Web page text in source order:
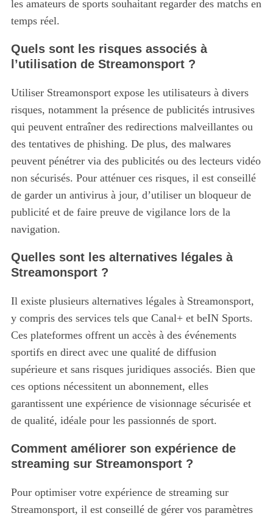
les amateurs de sports souhaitant regarder des matchs en
temps réel.
Quels sont les risques associés à
l’utilisation de Streamonsport ?
Utiliser Streamonsport expose les utilisateurs à divers
risques, notamment la présence de publicités intrusives
qui peuvent entraîner des redirections malveillantes ou
des tentatives de phishing. De plus, des malwares
peuvent pénétrer via des publicités ou des lecteurs vidéo
non sécurisés. Pour atténuer ces risques, il est conseillé
de garder un antivirus à jour, d’utiliser un bloqueur de
publicité et de faire preuve de vigilance lors de la
navigation.
Quelles sont les alternatives légales à
Streamonsport ?
Il existe plusieurs alternatives légales à Streamonsport,
y compris des services tels que Canal+ et beIN Sports.
Ces plateformes offrent un accès à des événements
sportifs en direct avec une qualité de diffusion
supérieure et sans risques juridiques associés. Bien que
ces options nécessitent un abonnement, elles
garantissent une expérience de visionnage sécurisée et
de qualité, idéale pour les passionnés de sport.
Comment améliorer son expérience de
streaming sur Streamonsport ?
Pour optimiser votre expérience de streaming sur
Streamonsport, il est conseillé de gérer vos paramètres